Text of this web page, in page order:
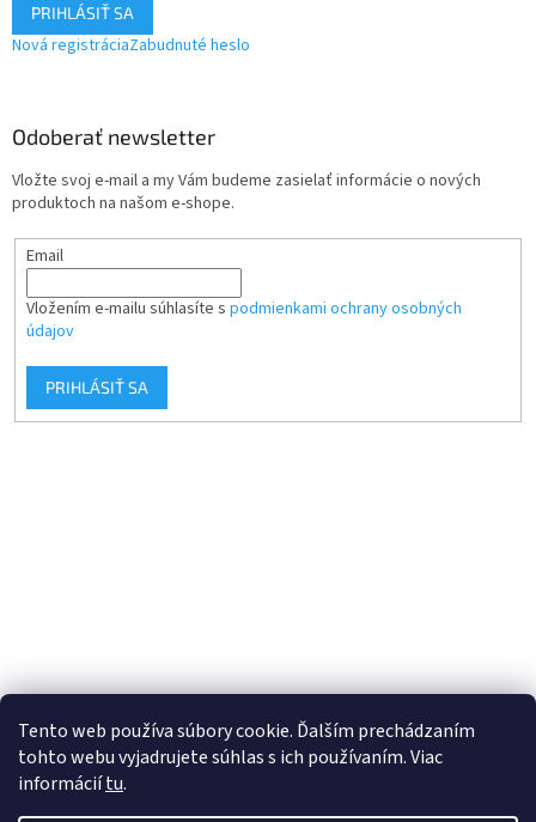
Tento web používa súbory cookie. Ďalším prechádzaním
tohto webu vyjadrujete súhlas s ich používaním. Viac
informáciítu.
PRIHLÁSIŤ SA
Nová registráciaZabudnuté heslo
Odoberať newsletter
Vložte svoj e-mail a my Vám budeme zasielať informácie o nových
produktoch na našom e-shope.
Email
Vložením e-mailu súhlasíte s podmienkami ochrany osobných
údajov
PRIHLÁSIŤ SA